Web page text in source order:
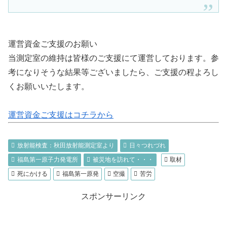
運営資金ご支援のお願い
当測定室の維持は皆様のご支援にて運営しております。参
考になりそうな結果等ございましたら、ご支援の程よろし
くお願いいたします。
運営資金ご支援はコチラから
放射能検査：秋田放射能測定室より
日々つれづれ
福島第一原子力発電所
被災地を訪れて・・・
取材
死にかける
福島第一原発 空撮 苦労
スポンサーリンク